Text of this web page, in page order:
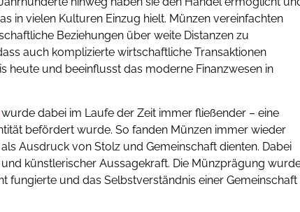
in vielen Kulturen Einzug hielt. Münzen vereinfachten
Beziehungen über weite Distanzen zu
auch komplizierte wirtschaftliche Transaktionen
heute und beeinflusst das moderne Finanzwesen in
wurde dabei im Laufe der Zeit immer fließender – eine
befördert wurde. So fanden Münzen immer wieder
Ausdruck von Stolz und Gemeinschaft dienten. Dabei
künstlerischer Aussagekraft. Die Münzprägung
fungierte und das Selbstverständnis einer Gemeinschaft